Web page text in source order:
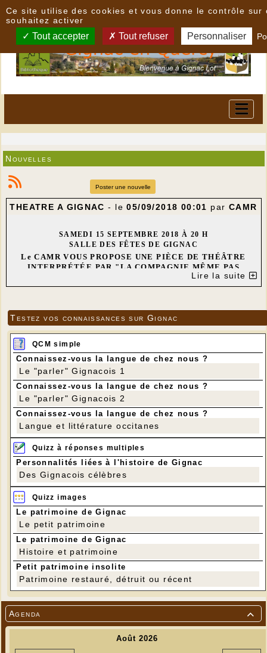

Agenda
Nouvelles
Poster une nouvelle
THEATRE A GIGNAC - le05/09/2018 00:01 par CAMR
SAMEDI 15 SEPTEMBRE 2018 À 20 H
SALLE DES FÊTES DE GIGNAC
Le CAMR VOUS PROPOSE UNE PIÈCE DE THÉÂTRE
INTERPRÉTÉE PAR "LA COMPAGNIE MÊME PAS
Voici une petite présentation de notre dernière création "Un peu de
tenue, merde !" tirée d'un texte de Guy Foissy.
Une comédie très drôle et grinçante, récréation drôlatique à 6
personnages, d'environ 1 heure... , sur la mort.
Mourir ne vous aura jamais autant fait rire !
Avec :Patrick Casteels - Francis Catry - Laurence
Denys - Françoise Delahaye - Patrick Godard
- Annie Pêcher
Entrée libre - Chapeau
Lire la suite
Testez vos connaissances sur Gignac
QCM simple
Connaissez-vous la langue de chez nous ?
Le "parler" Gignacois 1
Connaissez-vous la langue de chez nous ?
Le "parler" Gignacois 2
Connaissez-vous la langue de chez nous ?
Langue et littérature occitanes
Quizz à réponses multiples
Personnalités liées à l'histoire de Gignac
Des Gignacois célèbres
Quizz images
Le patrimoine de Gignac
Le petit patrimoine
Le patrimoine de Gignac
Histoire et patrimoine
Petit patrimoine insolite
Patrimoine restauré, détruit ou récent
Ce site utilise des cookies et vous donne le contrôle sur
souhaitez activer
Tout accepter Tout refuser Personnaliser